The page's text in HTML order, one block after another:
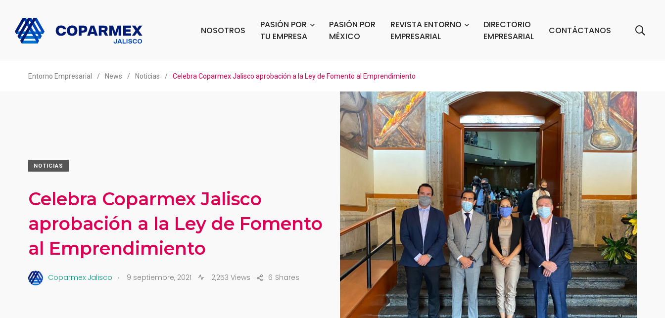
NOSOTROS
PASIÓN POR
TU EMPRESA
PASIÓN POR
MÉXICO
REVISTA ENTORNO
EMPRESARIAL
DIRECTORIO
EMPRESARIAL
CONTÁCTANOS
Entorno Empresarial / News / Noticias / Celebra Coparmex Jalisco aprobación a la Ley de Fomento al Emprendimiento
NOTICIAS
Celebra Coparmex Jalisco
aprobación a la Ley de Fomento
al Emprendimiento
Coparmex Jalisco . 9 septiembre, 2021 2,253 Views Shares
6